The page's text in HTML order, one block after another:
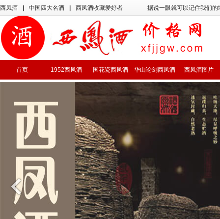
西凤酒 中国四大名酒 西凤酒收藏爱好者 据说一眼就可以记住我们
首页 1952西凤酒 国花瓷西凤酒 华山论剑西凤酒 西凤酒图片